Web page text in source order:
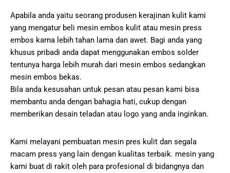
Apabila anda yaitu seorang produsen kerajinan kulit kami
yang mengatur beli mesin embos kulit atau mesin press
embos karna lebih tahan lama dan awet. Bagi anda yang
khusus pribadi anda dapat menggunakan embos solder
tentunya harga lebih murah dari mesin embos sedangkan
mesin embos bekas.
Bila anda kesusahan untuk pesan atau pesan kami bisa
membantu anda dengan bahagia hati, cukup dengan
memberikan desain teladan atau logo yang anda inginkan.
Kami melayani pembuatan mesin pres kulit dan segala
macam press yang lain dengan kualitas terbaik. mesin yang
kami buat di rakit oleh para profesional di bidangnya dan